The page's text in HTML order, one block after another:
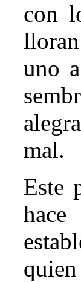
con
uno
mal.
Este